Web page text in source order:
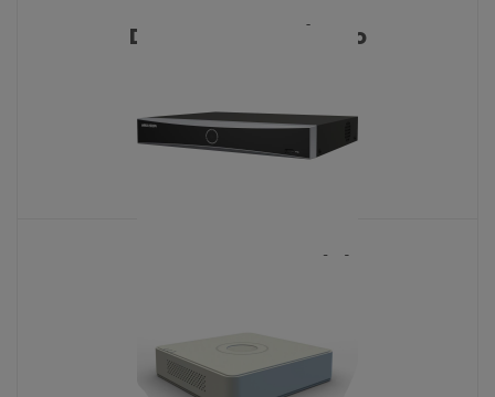
DS-7608NXI-I2/Vpro
DS-7608NXI-K1(D)